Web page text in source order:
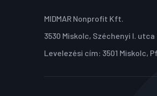
MIDMAR Nonprofit Kft.
3530 Miskolc, Széchenyi I. utca
Levelezési cím: 3501 Miskolc,